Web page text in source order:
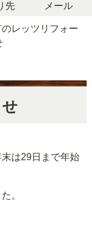
先 メール
レッツリフォー
は29日まで年始
。